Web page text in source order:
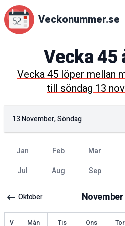
Veckonummer.se
Vecka45
Vecka45löper mellan
tillsöndag 13
13 November, Söndag
jan feb mar
jul
aug sep
Oktober November
Vecka Mån Tis Ons Tor